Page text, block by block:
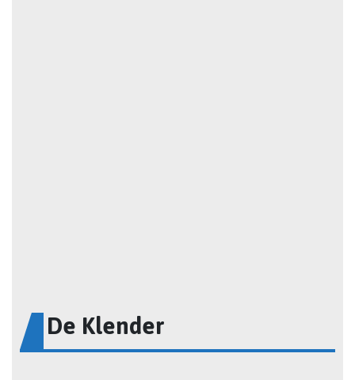
De Klender